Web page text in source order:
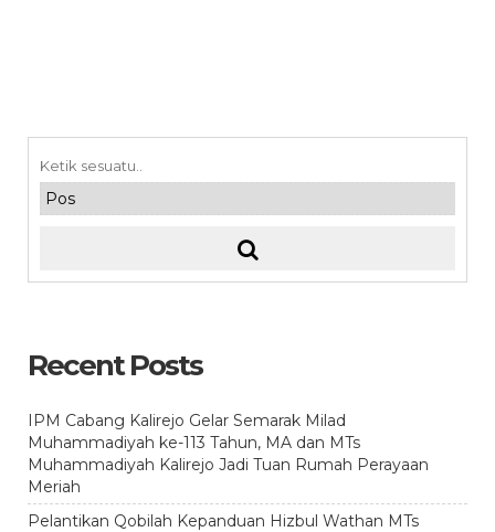
Recent Posts
IPM Cabang Kalirejo Gelar Semarak Milad
Muhammadiyah ke-113 Tahun, MA dan MTs
Muhammadiyah Kalirejo Jadi Tuan Rumah Perayaan
Meriah
Pelantikan Qobilah Kepanduan Hizbul Wathan MTs